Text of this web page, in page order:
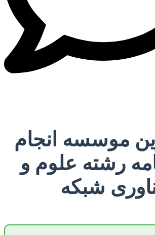
موسسه انجام
رشته علوم و
شبکه